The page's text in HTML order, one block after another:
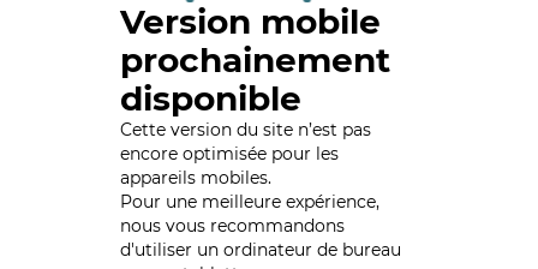
Version mobile
prochainement
disponible
Cette version du site n’est pas
encore optimisée pour les
appareils mobiles.
Pour une meilleure expérience,
nous vous recommandons
d'utiliser un ordinateur de bureau